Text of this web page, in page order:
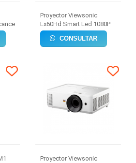
Proyector Viewsonic
Lx60Hd Smart Led 1080P
CONSULTAR
Proyector Viewsonic